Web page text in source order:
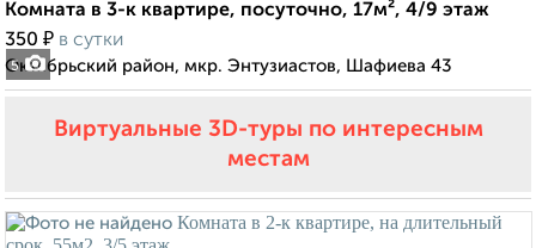
5
Комната в 3-к квартире, посуточно, 17м², 4/9 этаж
350 ₽ в сутки
Октябрьский район, мкр. Энтузиастов, Шафиева 43
Виртуальные 3D-туры по интересным
местам